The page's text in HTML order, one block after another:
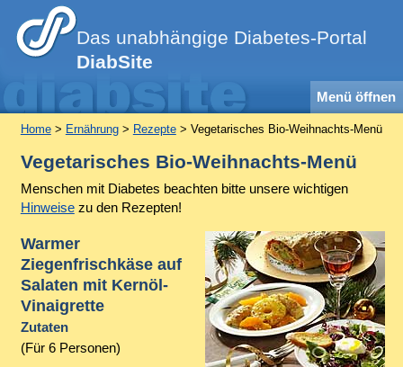
Das unabhängige Diabetes-Portal
DiabSite
Menü öffnen
Home> Ernährung> Rezepte> Vegetarisches Bio-Weihnachts-Menü
Vegetarisches Bio-Weihnachts-Menü
Menschen mit Diabetes beachten bitte unsere wichtigen
Hinweisezu den Rezepten!
Warmer
Ziegenfrischkäse auf
Salaten mit Kernöl-
Vinaigrette
Zutaten
(Für 6 Personen)